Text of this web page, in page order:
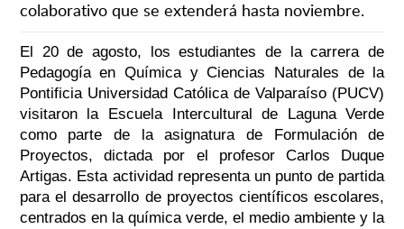
colaborativo que se extenderá hasta noviembre.
El 20 de agosto, los estudiantes de la carrera de
Pedagogía en Química y Ciencias Naturales de la
Pontificia Universidad Católica de Valparaíso (PUCV)
visitaron la Escuela Intercultural de Laguna Verde
como parte de la asignatura de Formulación de
Proyectos, dictada por el profesor Carlos Duque
Artigas. Esta actividad representa un punto de partida
para el desarrollo de proyectos científicos escolares,
centrados en la química verde, el medio ambiente y la